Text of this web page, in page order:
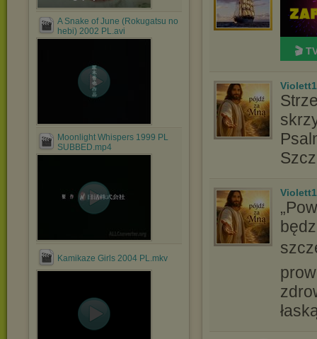
A Snake of June (Rokugatsu no
hebi) 2002 PL.avi
Moonlight Whispers 1999 PL
SUBBED.mp4
Kamikaze Girls 2004 PL.mkv
🎬